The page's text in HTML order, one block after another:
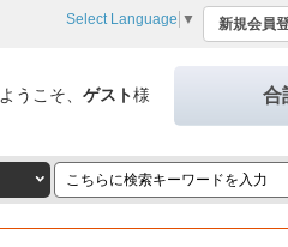
新規会員
Select Language ▼
ようこそ、 ゲスト様